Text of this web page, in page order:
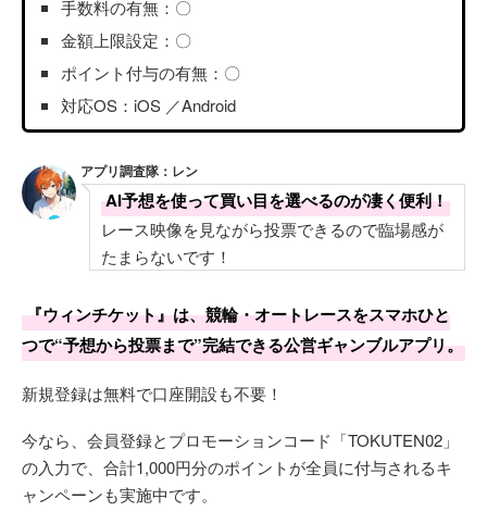
手数料の有無：〇
金額上限設定：〇
ポイント付与の有無：〇
対応OS：iOS ／Android
アプリ調査隊：レン
AI予想を使って買い目を選べるのが凄く便利！
レース映像を見ながら投票できるので臨場感が
たまらないです！
『ウィンチケット』は、競輪・オートレースをスマホひと
つで“予想から投票まで”完結できる公営ギャンブルアプリ。
新規登録は無料で口座開設も不要！
今なら、会員登録とプロモーションコード「TOKUTEN02」
の入力で、合計1,000円分のポイントが全員に付与されるキ
ャンペーンも実施中です。